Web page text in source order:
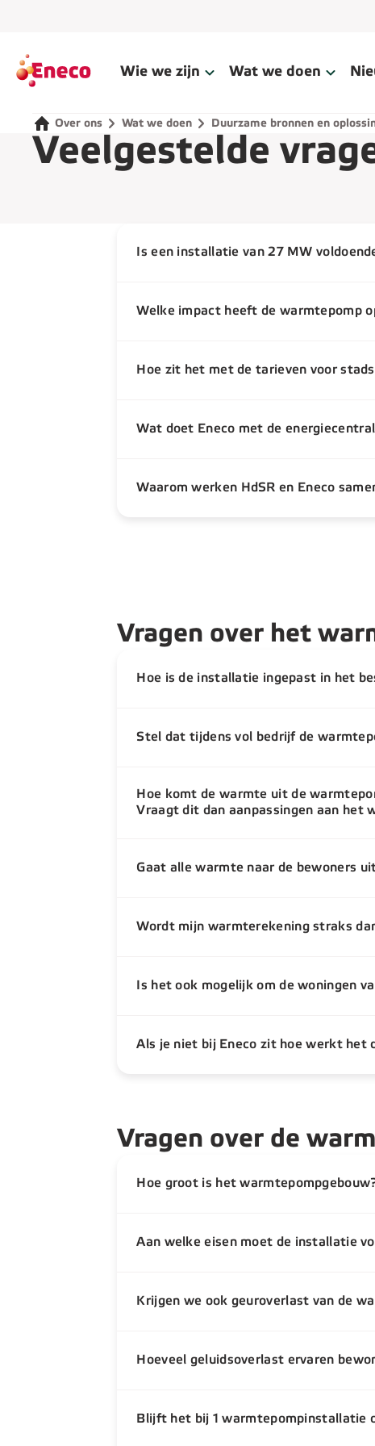
Wie we zijn Wat we doen
Over ons Wat we doen Duurzame bronnen en
Veelgestelde
Is een installatie van 27 MW
Welke impact heeft de warmtepomp
Hoe zit het met de tarieven voor
Wat doet Eneco met de
Waarom werken HdSR en Eneco
Vragen over het
Hoe is de installatie ingepast in het
Stel dat tijdens vol bedrijf de
Hoe komt de warmte uit de
Vraagt dit dan aanpassingen aan het
Gaat alle warmte naar de bewoners
Wordt mijn warmterekening straks
Is het ook mogelijk om de woningen
Als je niet bij Eneco zit hoe werkt het
Vragen over de
Hoe groot is het
Aan welke eisen moet de installatie
Krijgen we ook geuroverlast van de
Hoeveel geluidsoverlast ervaren
Blijft het bij 1 warmtepompinstallatie